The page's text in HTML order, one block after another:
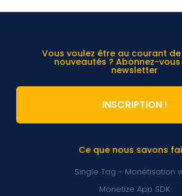
Ce que nous savons
Single Tag - Monétisation
Monetize App SDK
Vous voulez être au courant
nouveautés ? Abonnez-
newsletter
INSCRIPTION !